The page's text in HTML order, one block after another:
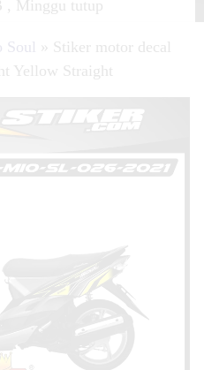
, Minggu tutup
Soul » Stiker motor decal
Yellow Straight